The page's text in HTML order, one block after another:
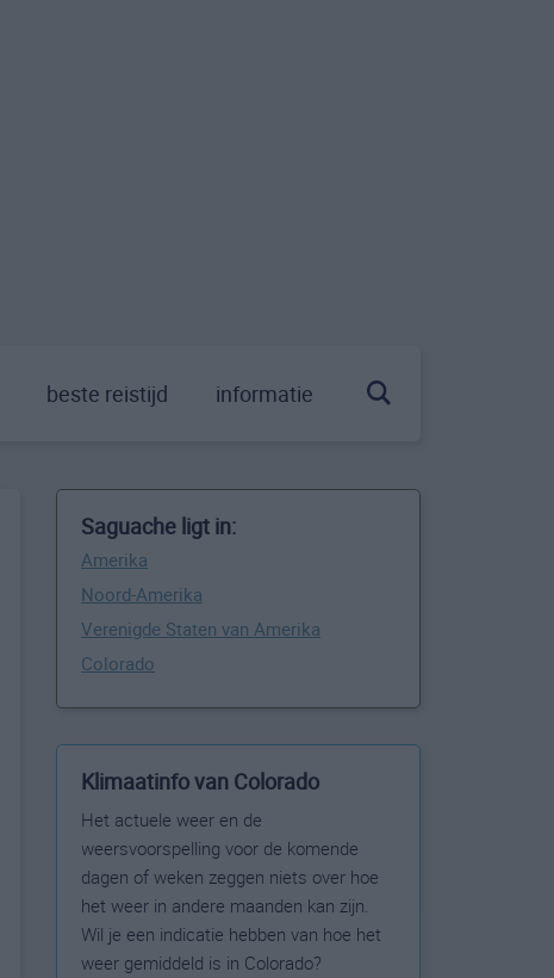
beste reistijd informatie
Saguache ligt in:
Amerika
Noord-Amerika
Verenigde Staten van Amerika
Colorado
Klimaatinfo van Colorado
Het actuele weer en de
weersvoorspelling voor de komende
dagen of weken zeggen niets over hoe
het weer in andere maanden kan zijn.
Wil je een indicatie hebben van hoe het
weer gemiddeld is in Colorado?